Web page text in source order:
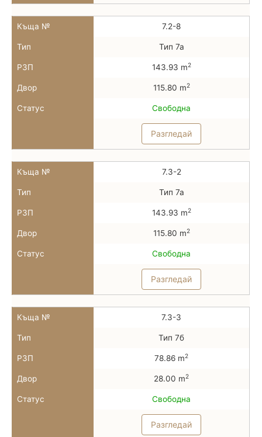
Къща № 7.2-8
Тип Тип 7а
РЗП 143.93 m2
Двор 115.80 m2
Статус Свободна
Разгледай
Къща № 7.3-2
Тип Тип 7а
РЗП 143.93 m2
Двор 115.80 m2
Статус Свободна
Разгледай
Къща № 7.3-3
Тип Тип 7б
РЗП 78.86 m2
Двор 28.00 m2
Статус Свободна
Разгледай